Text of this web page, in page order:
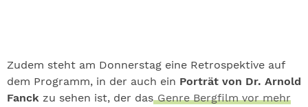
Zudem steht am Donnerstag eine Retrospektive auf
dem Programm, in der auch ein Porträt von Dr. Arnold
Fanck zu sehen ist, der dasGenre Bergfilm vor mehr